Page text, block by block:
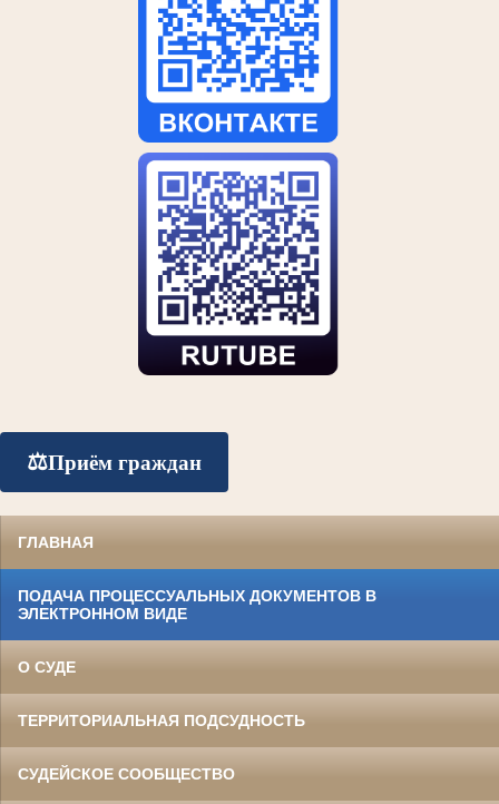
⚖️Приём граждан
ГЛАВНАЯ
ПОДАЧА ПРОЦЕССУАЛЬНЫХ ДОКУМЕНТОВ В
ЭЛЕКТРОННОМ ВИДЕ
О СУДЕ
ТЕРРИТОРИАЛЬНАЯ ПОДСУДНОСТЬ
СУДЕЙСКОЕ СООБЩЕСТВО